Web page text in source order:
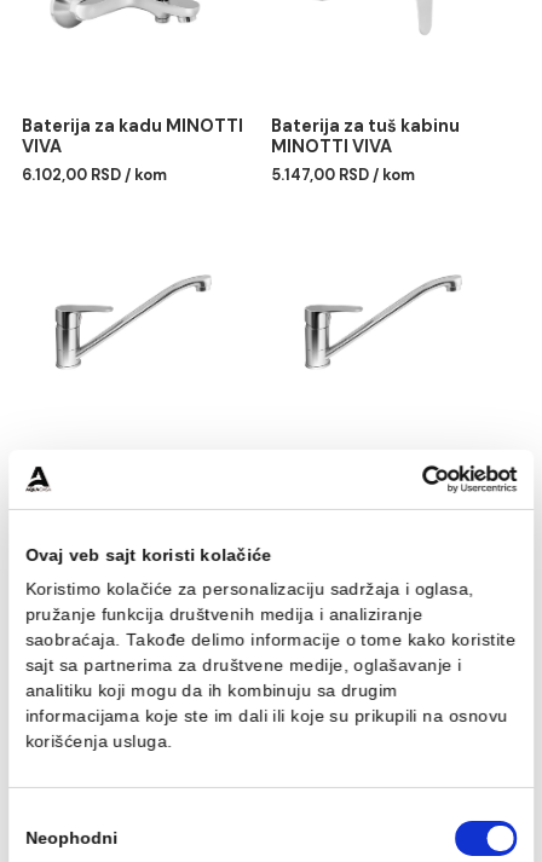
Povezani proizvodi
Baterija za kadu MINOTTI
VIVA
Baterija za tuš kabinu
MINOTTI VIVA
Baterija za sudoperu
MINOTTI VIVA sa 2 cevi
Baterija za sudoperu